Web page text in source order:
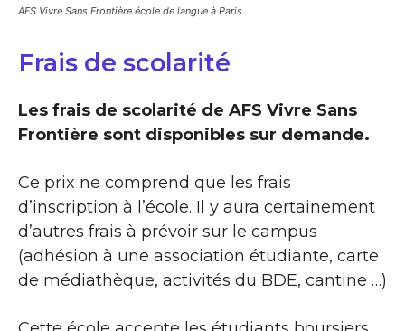
AFS Vivre Sans Frontière école de langue à Paris
Frais de scolarité
Les frais de scolarité de AFS Vivre Sans
Frontière sont disponibles sur demande.
Ce prix ne comprend que les frais
d’inscription à l’école. Il y aura certainement
d’autres frais à prévoir sur le campus
(adhésion à une association étudiante, carte
de médiathèque, activités du BDE, cantine …)